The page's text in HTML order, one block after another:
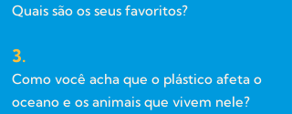
Quais são os seus favoritos?
3.
Como você acha que o plástico afeta o
oceano e os animais que vivem nele?